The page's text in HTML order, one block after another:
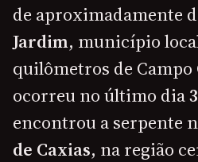
de aproximadamente
Jardim, município
quilômetros de Campo
ocorreu no último dia
encontrou a serpente
de Caxias, na região